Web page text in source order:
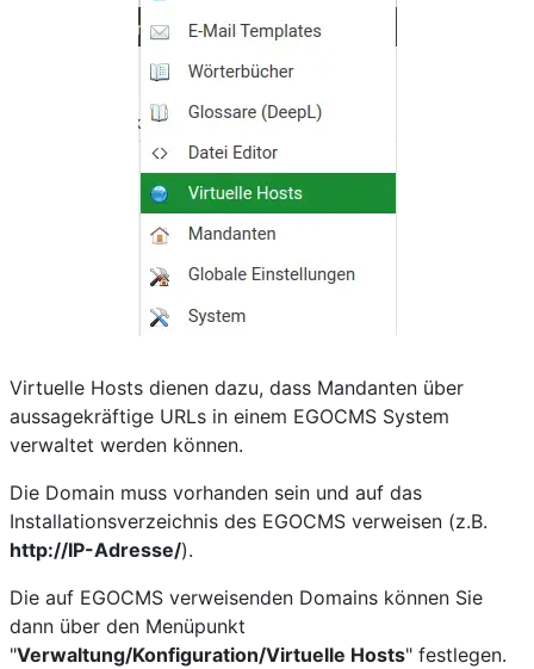
Virtuelle Hosts dienen dazu, dass Mandanten über
aussagekräftige URLs in einem EGOCMS System
verwaltet werden können.
Die Domain muss vorhanden sein und auf das
Installationsverzeichnis des EGOCMS verweisen (z.B.
http://IP-Adresse/).
Die auf EGOCMS verweisenden Domains können Sie
dann über den Menüpunkt
"Verwaltung/Konfiguration/Virtuelle Hosts" festlegen.